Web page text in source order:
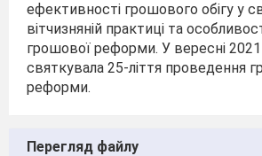
ефективності грошового обігу у
вітчизняній практиці та
грошової реформи. У вересні 2021
святкувала 25-ліття проведення
реформи.
Перегляд файлу